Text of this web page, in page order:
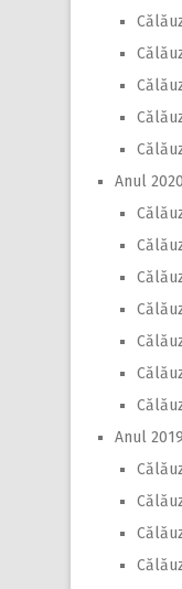
Anul 2020
Anul 2019